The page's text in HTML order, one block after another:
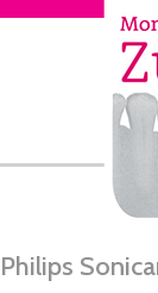
Philips